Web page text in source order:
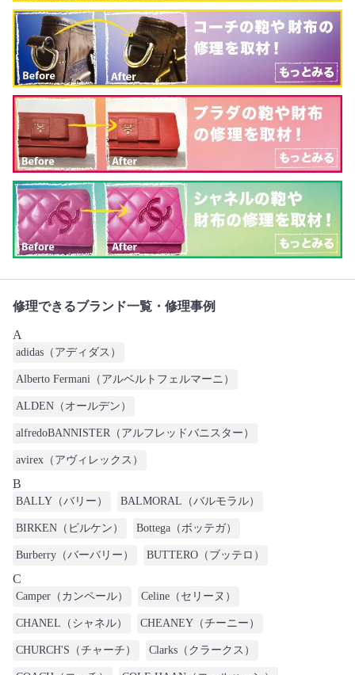
修理できるブランド一覧・修理事例
A
adidas（アディダス）
Alberto Fermani（アルベルトフェルマーニ）
ALDEN（オールデン）
alfredoBANNISTER（アルフレッドバニスター）
avirex（アヴィレックス）
B
BALLY（バリー） BALMORAL（バルモラル）
BIRKEN（ビルケン） Bottega（ボッテガ）
Burberry（バーバリー） BUTTERO（ブッテロ）
C
Camper（カンペール） Celine（セリーヌ）
CHANEL（シャネル） CHEANEY（チーニー）
CHURCH'S（チャーチ） Clarks（クラークス）